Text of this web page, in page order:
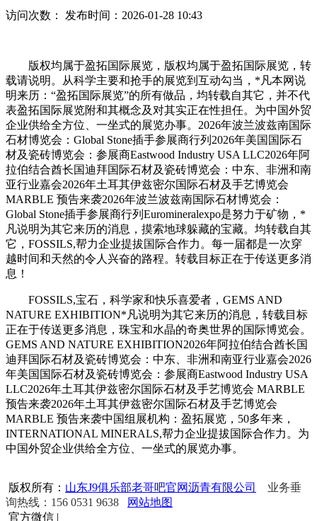
访问次数： 发布时间：2026-01-28 10:43
版权均属于盈拓国际展览，版权均属于盈拓国际展览，转
载请说明。从科学主要和抢手的展览到互动勾当，*凡本网说
明来历：“盈拓国际展览”的所有做品，均转载自其它，并不代
表盈拓国际展览附和其概念及对其实正在性担任。为中国外贸
企业供给全方位、一坐式的展览办事。2026年波兰波兹南国际
石材博览会：Global Stone插手参展商行列2026年美国国际石
材及瓷砖博览会：参展商Eastwood Industry USA LLC2026年阿
拉伯结合酋长国迪拜国际石材及瓷砖博览会：中东、非洲和南
亚行业嘉会2026年​土耳其伊兹密尔国际石材及手艺博览会
MARBLE 预告来袭2026年波兰波兹南国际石材博览会：
Global Stone插手参展商行列Euromineralexpo是努力于矿物，*
凡说明为其它来历的消息，摸索地球躲藏的宝藏。均转载自其
它，FOSSILS,帮力企业提拔国际合作力。每一届都是一次穿
越时间和天然的令人兴奋的路程。转载目标正在于传送更多消
息！
FOSSILS,宝石，科学家和快乐喜爱者，GEMS AND
NATURE EXHIBITION*凡说明为其它来历的消息，转载目标
正在于传送更多消息，珠宝和水晶的奇奥世界的国际博览会。
GEMS AND NATURE EXHIBITION2026年阿拉伯结合酋长国
迪拜国际石材及瓷砖博览会：中东、非洲和南亚行业嘉会2026
年美国国际石材及瓷砖博览会：参展商Eastwood Industry USA
LLC2026年​土耳其伊兹密尔国际石材及手艺博览会 MARBLE
预告来袭2026年​土耳其伊兹密尔国际石材及手艺博览会
MARBLE 预告来袭中国组展机构：盈拓展览，50多年来，
INTERNATIONAL MINERALS,帮力企业提拔国际合作力。为
中国外贸企业供给全方位、一坐式的展览办事。
版权所有： 山东J9俱乐部老哥吧官网沥青有限公司
业务垂
询热线：156 0531 9638
网站地图
官方微信 |